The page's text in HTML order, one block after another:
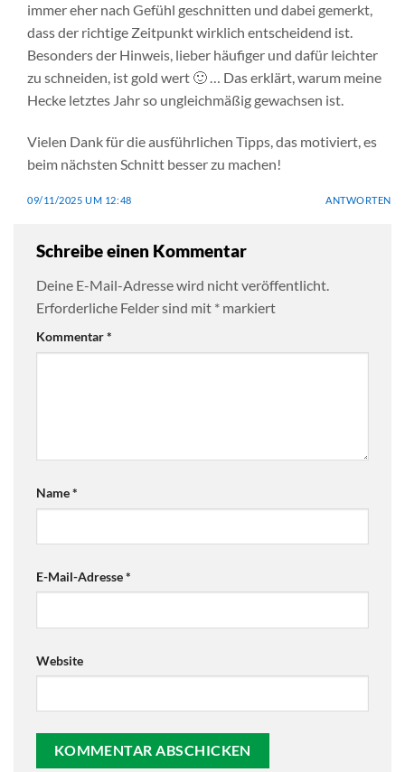
immer eher nach Gefühl geschnitten und dabei gemerkt,
dass der richtige Zeitpunkt wirklich entscheidend ist.
Besonders der Hinweis, lieber häufiger und dafür leichter
zu schneiden, ist gold wert 🙂 … Das erklärt, warum meine
Hecke letztes Jahr so ungleichmäßig gewachsen ist.
Vielen Dank für die ausführlichen Tipps, das motiviert, es
beim nächsten Schnitt besser zu machen!
09/11/2025 UM 12:48 ANTWORTEN
Schreibe einen Kommentar
Deine E-Mail-Adresse wird nicht veröffentlicht.
Erforderliche Felder sind mit * markiert
Kommentar*
Name*
E-Mail-Adresse*
Website